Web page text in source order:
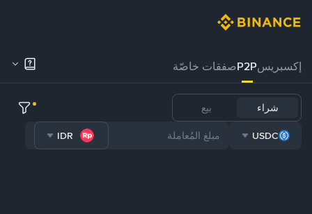
إكسبريسP2Pصفقات خاصّة
شراء بيع
USDC
IDR